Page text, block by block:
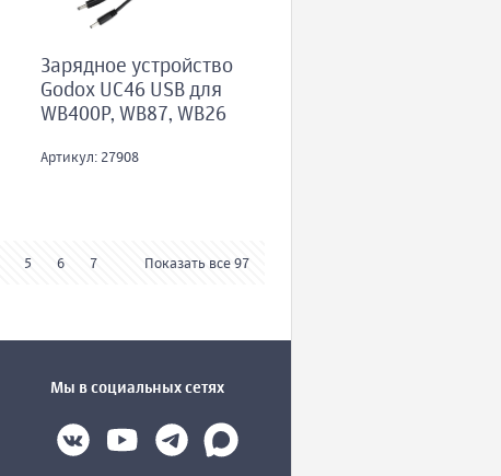
Зарядное устройство
Godox UC46 USB для
WB400P, WB87, WB26
Артикул: 27908
5 6 7 Показать все 97
Мы в социальных сетях